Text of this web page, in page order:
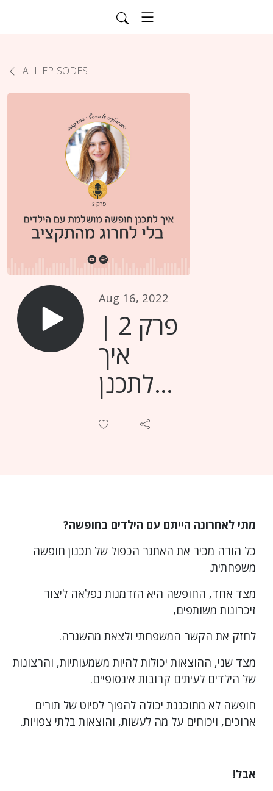
ALL EPISODES
Aug 16, 2022
פרק 2 |
איך
לתכנן
חופשה
בלי לחרוג
מהתקציב
מתי לאחרונה הייתם עם הילדים בחופשה?
כל הורה מכיר את האתגר הכפול של תכנון חופשה
משפחתית.
מצד אחד, החופשה היא הזדמנות נפלאה ליצור
זיכרונות משותפים,
לחזק את הקשר המשפחתי ולצאת מהשגרה.
מצד שני, ההוצאות יכולות להיות משמעותיות, והרצונות
של הילדים לעיתים קרובות אינסופיים.
חופשה לא מתוכננת יכולה להפוך לסיוט של תורים
ארוכים, ויכוחים על מה לעשות, והוצאות בלתי צפויות.
אבל!